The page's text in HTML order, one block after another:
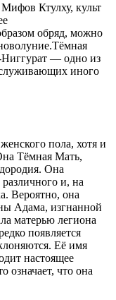
Ктулху, культ
обряд, можно
— одно из
иного
пола, хотя и
Тёмная Мать,
Она
и, на
Вероятно, она
Адама, изгнанной
матерью легиона
появляется
Её имя
настоящее
означает, что она